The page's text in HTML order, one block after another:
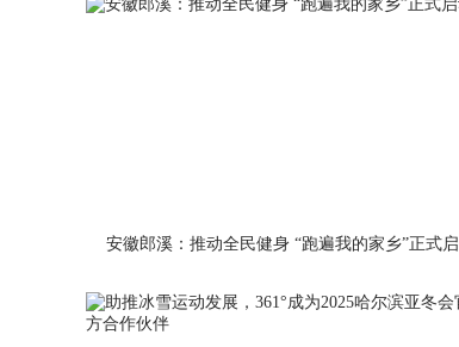
安徽郎溪：推动全民健身 “跑遍我的家乡”正式启